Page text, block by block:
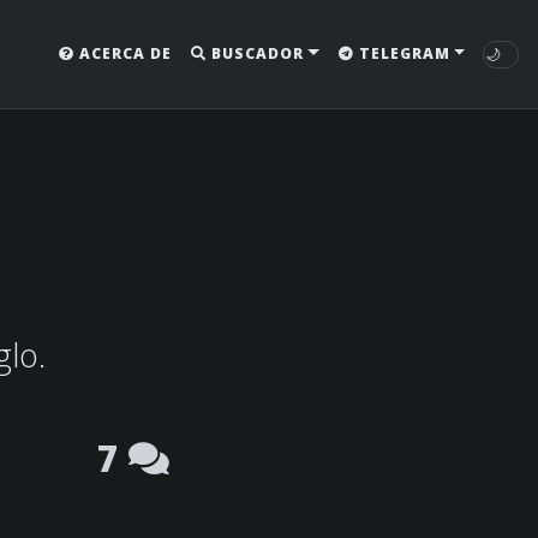
ACERCA DE BUSCADOR TELEGRAM 🌙
7